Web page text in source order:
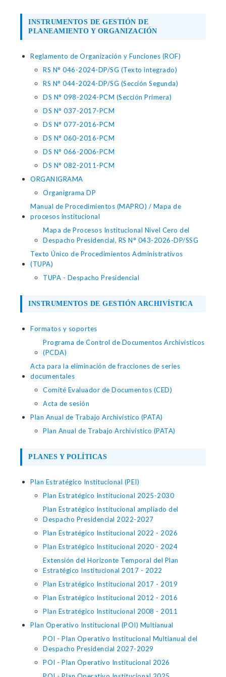
INSTRUMENTOS DE GESTIÓN DE
PLANEAMIENTO Y ORGANIZACIÓN
Reglamento de Organización y Funciones (ROF)
RS N° 046-2024-DP/SG (Texto integrado)
RS N° 044-2024-DP/SG (Sección Segunda)
DS N° 098-2024-PCM (Sección Primera)
DS N° 037-2017-PCM
DS N° 077-2016-PCM
DS N° 060-2016-PCM
DS N° 066-2006-PCM
DS N° 082-2011-PCM
ORGANIGRAMA
Organigrama DP
Manual de Procedimientos (MAPRO) / Mapa de
procesos institucional
Mapa de Procesos Institucional Nivel Cero del
Despacho Presidencial, RS N° 043-2026-DP/SSG
Texto Único de Procedimientos Administrativos
(TUPA)
TUPA - Despacho Presidencial
INSTRUMENTOS DE GESTIÓN ARCHIVÍSTICA
Formatos y soportes
Programa de Control de Documentos Archivísticos
(PCDA)
Acta para la eliminación de fracciones de series
documentales
Comité Evaluador de Documentos (CED)
Acta de sesión
Plan Anual de Trabajo Archivístico (PATA)
Plan Anual de Trabajo Archivístico (PATA)
PLANES Y POLÍTICAS
Plan Estratégico Institucional (PEI)
Plan Estratégico Institucional 2025-2030
Plan Estratégico Institucional ampliado del
Despacho Presidencial 2022-2027
Plan Estratégico Institucional 2022 - 2026
Plan Estratégico Institucional 2020 - 2024
Extensión del Horizonte Temporal del Plan
Estratégico Institucional 2017 - 2022
Plan Estratégico Institucional 2017 - 2019
Plan Estratégico Institucional 2012 - 2016
Plan Estratégico Institucional 2008 - 2011
Plan Operativo Institucional (POI) Multianual
POI - Plan Operativo Institucional Multianual del
Despacho Presidencial 2027-2029
POI - Plan Operativo Institucional 2026